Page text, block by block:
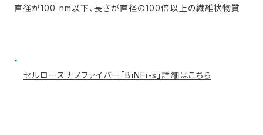
直径が100 nm以下、長さが直径の100倍以上の繊維状物質
セルロースナノファイバー「BiNFi-s」詳細はこちら